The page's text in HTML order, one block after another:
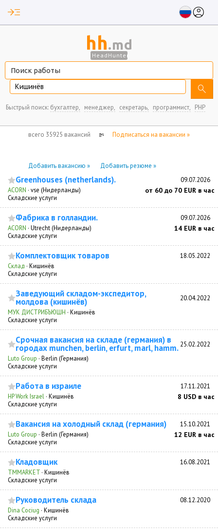
read_more account_circle
hh.md
HeadHunter
Кишинёв search
Быстрый поиск: бухгалтер, менеджер, секретарь, программист, PHP
всего 35925 вакансий Подписаться на вакансии »
нет отмеченных вакансий
Добавить вакансию » Добавить резюме »
Greenhouses (netherlands). 09.07.2026
ACORN · vse (Нидерланды) от 60 до 70 EUR в час
Складские услуги
Фабрика в голландии. 09.07.2026
ACORN · Utrecht (Нидерланды) 14 EUR в час
Складские услуги
Комплектовщик товаров 18.05.2022
Склад · Кишинёв
Складские услуги
Заведующий складом-экспедитор,
молдова (кишинёв) 20.04.2022
МУК ДИСТРИБЪЮШН · Кишинёв
Складские услуги
Срочная вакансия на складе (германия) в
городах munchen, berlin, erfurt, marl, hamm. 25.02.2022
Luto Group · Berlin (Германия)
Складские услуги
Работа в израиле 17.11.2021
HP Work Israel · Кишинёв 8 USD в час
Складские услуги
Вакансия на холодный склад (германия) 15.10.2021
Luto Group · Berlin (Германия) 12 EUR в час
Складские услуги
Кладовщик 16.08.2021
TMMARKET · Кишинёв
Складские услуги
Руководитель склада 08.12.2020
Dina Cociug · Кишинёв
Складские услуги